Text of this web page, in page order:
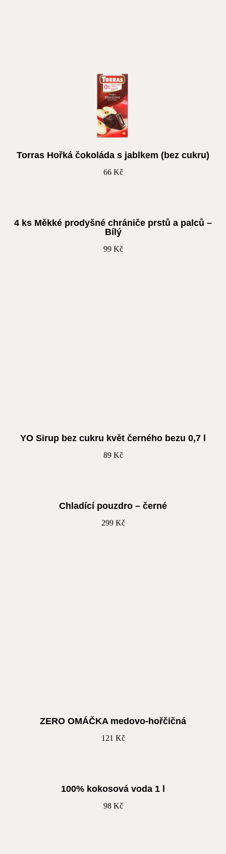
Torras Hořká čokoláda s jablkem (bez cukru)
66 Kč
4 ks Měkké prodyšné chrániče prstů a palců –
Bílý
99 Kč
YO Sirup bez cukru květ černého bezu 0,7 l
89 Kč
Chladící pouzdro – černé
299 Kč
ZERO OMÁČKA medovo-hořčičná
121 Kč
100% kokosová voda 1 l
98 Kč